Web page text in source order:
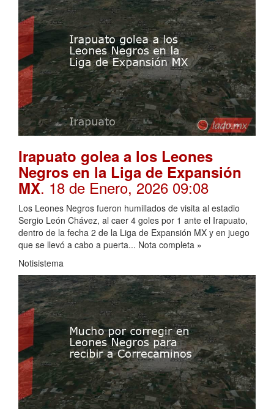
Irapuato golea a los Leones
Negros en la Liga de Expansión
MX. 18 de Enero, 2026 09:08
Los Leones Negros fueron humillados de visita al estadio
Sergio León Chávez, al caer 4 goles por 1 ante el Irapuato,
dentro de la fecha 2 de la Liga de Expansión MX y en juego
que se llevó a cabo a puerta... Nota completa »
Notisistema